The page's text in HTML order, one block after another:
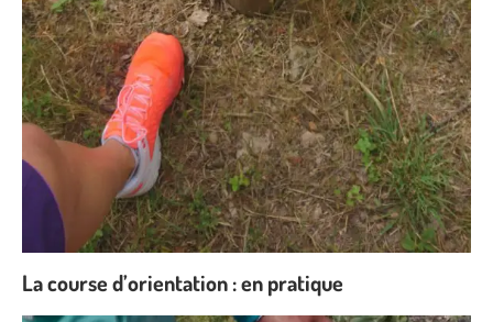
La course d’orientation : en pratique